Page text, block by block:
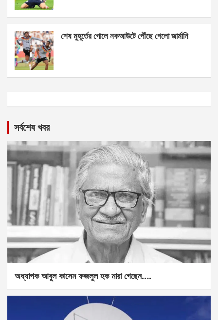
শেষ মুহূর্তের গোলে নকআউটে পৌঁছে গেলো জার্মানি
সর্বশেষ খবর
অধ্যাপক আবুল কাসেম ফজলুল হক মারা গেছেন….